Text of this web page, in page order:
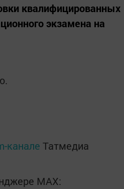
квалифицированных
экзамена на
канале Татмедиа
MАХ: